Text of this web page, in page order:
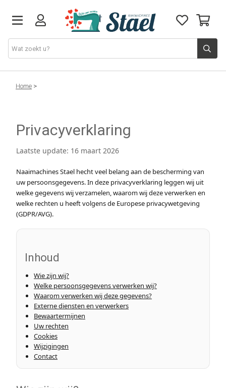
Machines
Stoffen
Naaigerief
Patronen
Breien & Haken
Hobby
Workshops
Cadeaubon
Contact
Home >
Privacyverklaring
Laatste update: 16 maart 2026
Naaimachines Stael hecht veel belang aan de bescherming van
uw persoonsgegevens. In deze privacyverklaring leggen wij uit
welke gegevens wij verzamelen, waarom wij deze verwerken en
welke rechten u heeft volgens de Europese privacywetgeving
(GDPR/AVG).
Inhoud
Wie zijn wij?
Welke persoonsgegevens verwerken wij?
Waarom verwerken wij deze gegevens?
Externe diensten en verwerkers
Bewaartermijnen
Uw rechten
Cookies
Wijzigingen
Contact